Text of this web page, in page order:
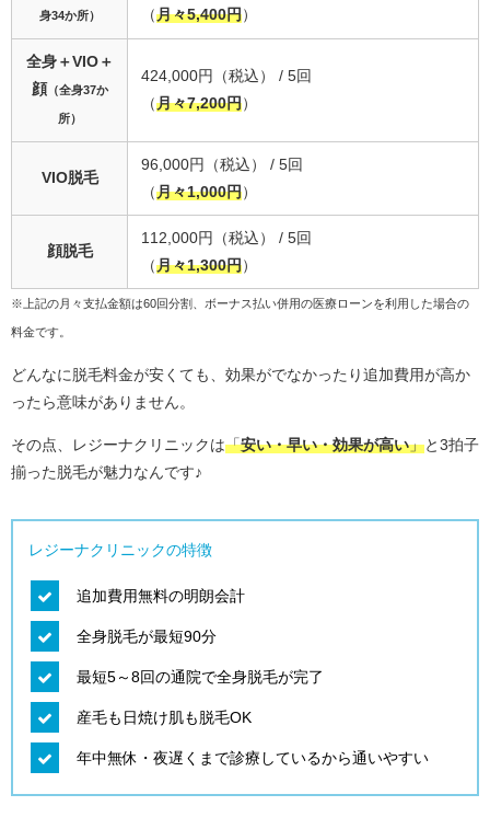
身34か所）
（月々5,400円）
全身＋VIO＋
顔 （全身37か
所）
424,000円（税込） / 5回
（月々7,200円）
VIO脱毛
96,000円（税込） / 5回
（月々1,000円）
顔脱毛
112,000円（税込） / 5回
（月々1,300円）
※上記の月々支払金額は60回分割、ボーナス払い併用の医療ローンを利用した場合の
料金です。
どんなに脱毛料金が安くても、効果がでなかったり追加費用が高か
ったら意味がありません。
その点、レジーナクリニックは「安い・早い・効果が高い」と3拍子
揃った脱毛が魅力なんです♪
レジーナクリニックの特徴
追加費用無料の明朗会計
全身脱毛が最短90分
最短5～8回の通院で全身脱毛が完了
産毛も日焼け肌も脱毛OK
年中無休・夜遅くまで診療しているから通いやすい